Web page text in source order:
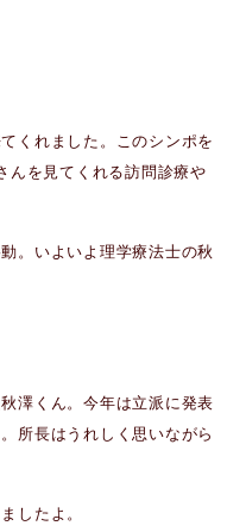
くれました。このシンポを
んを見てくれる訪問診療や
。いよいよ理学療法士の秋
澤くん。今年は立派に発表
所長はうれしく思いながら
したよ。